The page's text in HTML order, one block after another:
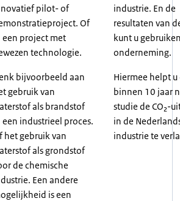
pilot- of
Of
een project met
technologie.
bijvoorbeeld aan
gebruik van
als brandstof
een industrieel proces.
het gebruik van
als grondstof
de chemische
Een andere
is een
industrie. En de
resultaten van
kunt u
onderneming.
Hiermee helpt u
binnen 10 jaar
studie de CO₂-
in de
industrie te